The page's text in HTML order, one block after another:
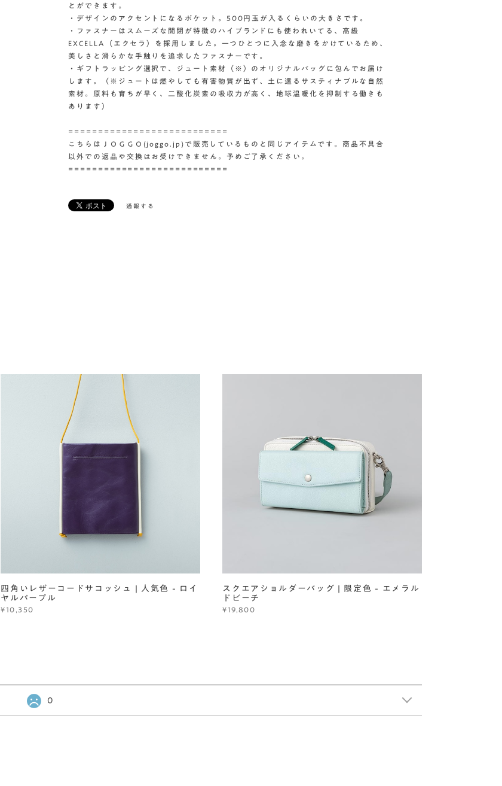
とができます。
・デザインのアクセントになるポケット。500円玉が入るくらいの大きさです。
・ファスナーはスムーズな開閉が特徴のハイブランドにも使われいてる、高級
EXCELLA（エクセラ）を採用しました。一つひとつに入念な磨きをかけているため、
美しさと滑らかな手触りを追求したファスナーです。
・ギフトラッピング選択で、ジュート素材（※）のオリジナルバッグに包んでお届け
します。（※ジュートは燃やしても有害物質が出ず、土に還るサスティナブルな自然
素材。原料も育ちが早く、二酸化炭素の吸収力が高く、地球温暖化を抑制する働きも
あります）
===========================
こちらはＪＯＧＧＯ(joggo.jp)で販売しているものと同じアイテムです。商品不具合
以外での返品や交換はお受けできません。予めご了承ください。
===========================
通報する
四角いレザーコードサコッシュ | 人気色 - ロイ
ヤルパープル
¥10,350
スクエアショルダーバッグ | 限定色 - エメラル
ドビーチ
¥19,800
0